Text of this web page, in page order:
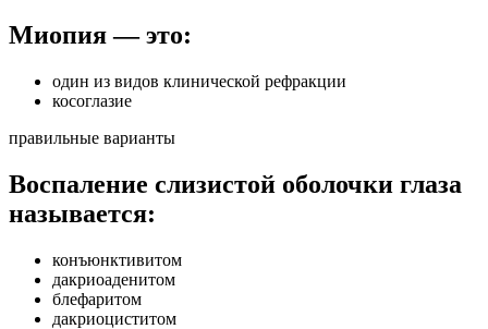
Миопия — это:
один из видов клинической рефракции
косоглазие
правильные варианты
Воспаление слизистой оболочки глаза
называется:
конъюнктивитом
дакриоаденитом
блефаритом
дакриоциститом